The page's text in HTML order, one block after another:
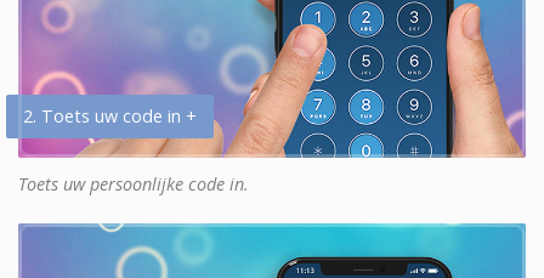
2. Toets uw code in +
Toets uw persoonlijke code in.